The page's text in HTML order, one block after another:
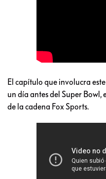
El capítulo que involucra
un día antes del Super Bowl,
de la cadena Fox Sports.